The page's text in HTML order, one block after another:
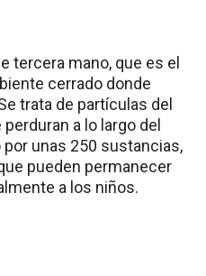
tercera mano, que es el
cerrado donde
trata de partículas del
a lo largo del
unas 250 sustancias,
pueden permanecer
a los niños.